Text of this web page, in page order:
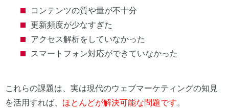
コンテンツの質や量が不十分
更新頻度が少なすぎた
アクセス解析をしていなかった
スマートフォン対応ができていなかった
これらの課題は、実は現代のウェブマーケティングの知見
を活用すれば、 ほとんどが解決可能な問題です。